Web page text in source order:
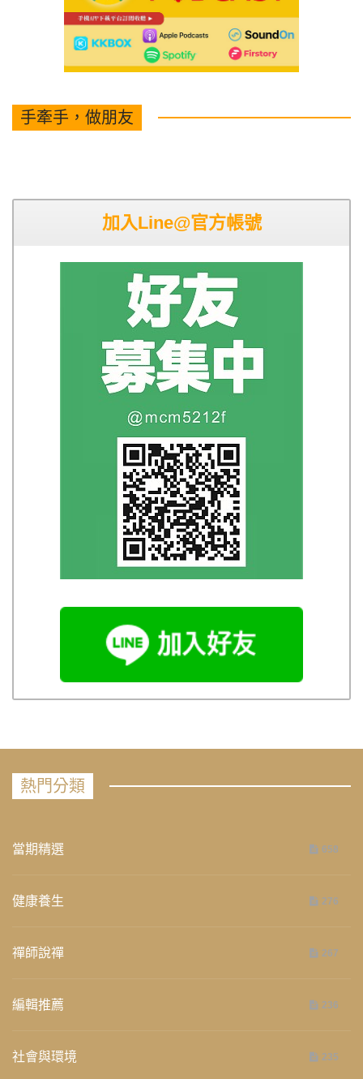
手牽手，做朋友
加入Line@官方帳號
熱門分類
當期精選 658
健康養生 276
禪師說禪 267
編輯推薦 236
社會與環境 235